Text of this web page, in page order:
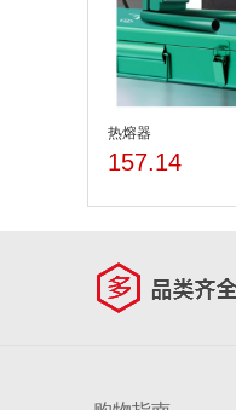
热熔器
157.14